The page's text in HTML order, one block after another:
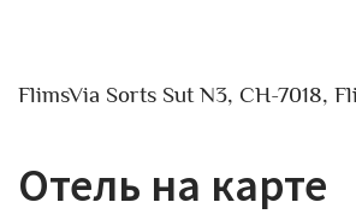
FlimsVia Sorts Sut N3, CH-7018,
Отель на карте